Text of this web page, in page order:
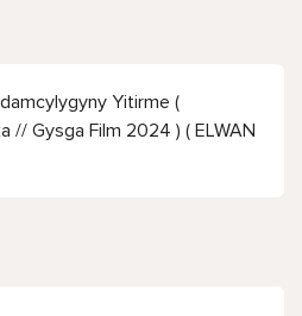
Yitirme (
// Gysga Film 2024 ) ( ELWAN